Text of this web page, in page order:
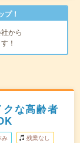
！
から
！
クな高齢者
み 残業なし